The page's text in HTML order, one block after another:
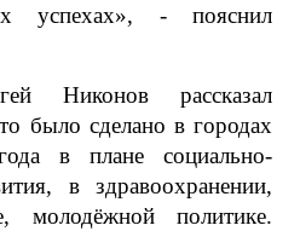
успехах», - пояснил
Никонов рассказал
было сделано в городах
в плане социально-
в здравоохранении,
молодёжной политике.